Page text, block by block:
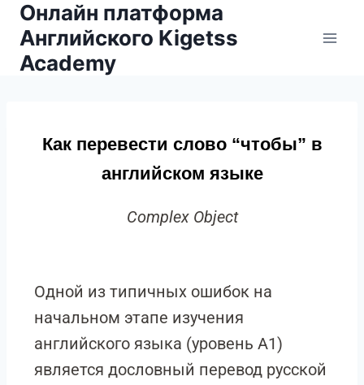
Онлайн платформа
Английского Kigetss
Academy
Как перевести слово “чтобы” в
английском языке
Complex Object
Одной из типичных ошибок на
начальном этапе изучения
английского языка (уровень A1)
является дословный перевод русской